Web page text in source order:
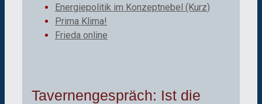
Energiepolitik im Konzeptnebel (Kurz)
Prima Klima!
Frieda online
Tavernengespräch: Ist die